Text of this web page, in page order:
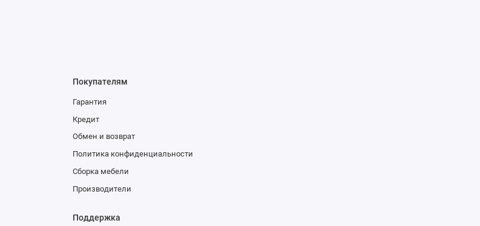
Покупателям
Гарантия
Кредит
Обмен и возврат
Политика конфиденциальности
Сборка мебели
Производители
Поддержка